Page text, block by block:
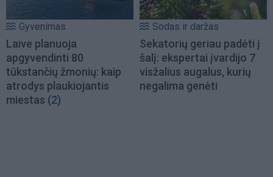
Gyvenimas
Laive planuoja
apgyvendinti 80
tūkstančių žmonių: kaip
atrodys plaukiojantis
miestas (2)
Sodas ir daržas
Sekatorių geriau padėti į
šalį: ekspertai įvardijo 7
visžalius augalus, kurių
negalima genėti